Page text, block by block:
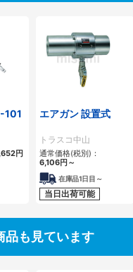
101
円
エアガン 設置式
トラスコ中山
通常価格(税別)：
6,106円 ～
在庫品1日目～
当日出荷可能
品も見ています